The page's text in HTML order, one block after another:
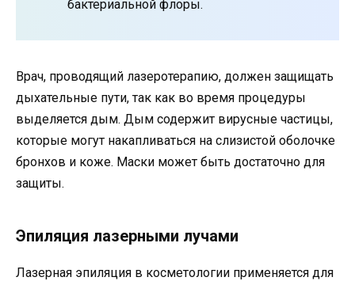
бактериальной флоры.
Врач, проводящий лазеротерапию, должен защищать
дыхательные пути, так как во время процедуры
выделяется дым. Дым содержит вирусные частицы,
которые могут накапливаться на слизистой оболочке
бронхов и коже. Маски может быть достаточно для
защиты.
Эпиляция лазерными лучами
Лазерная эпиляция в косметологии применяется для